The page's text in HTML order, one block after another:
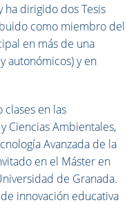
ha dirigido dos Tesis
como miembro del
en más de una
autonómicos) y en
en las
Ciencias Ambientales,
Avanzada de la
en el Máster en
de Granada.
innovación educativa